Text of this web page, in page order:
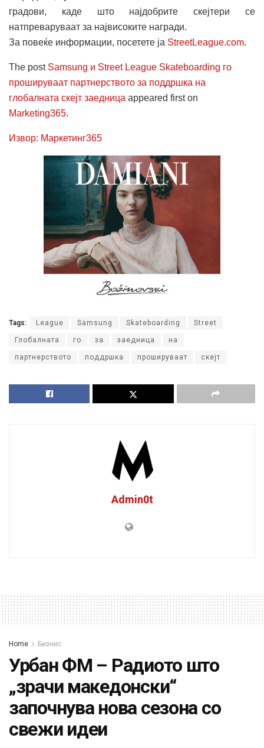
градови, каде што најдобрите скејтери се
натпреваруваат за највисоките награди.
За повеќе информации, посетете ја StreetLeague.com.
The post Samsung и Street League Skateboarding го
прошируваат партнерството за поддршка на
глобалната скејт заедница appeared first on
Marketing365.
Извор: Маркетинг365
Tags: League Samsung Skateboarding Street
Глобалната го за заедница на
партнерството поддршка прошируваат скејт
Admin0t
Home Бизнис
Урбан ФМ – Радиото што
„зрачи македонски“
започнува нова сезона со
свежи идеи